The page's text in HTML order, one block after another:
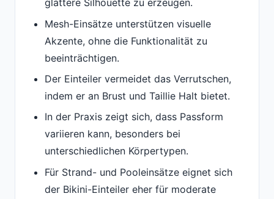
glattere Silhouette zu erzeugen.
Mesh-Einsätze unterstützen visuelle
Akzente, ohne die Funktionalität zu
beeinträchtigen.
Der Einteiler vermeidet das Verrutschen,
indem er an Brust und Taillie Halt bietet.
In der Praxis zeigt sich, dass Passform
variieren kann, besonders bei
unterschiedlichen Körpertypen.
Für Strand- und Pooleinsätze eignet sich
der Bikini-Einteiler eher für moderate